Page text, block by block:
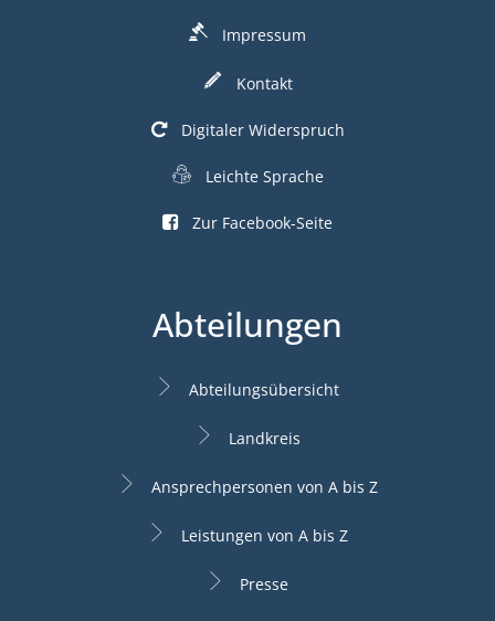
Impressum
Kontakt
Digitaler Widerspruch
Leichte Sprache
Zur Facebook-Seite
Abteilungen
Abteilungsübersicht
Landkreis
Ansprechpersonen von A bis Z
Leistungen von A bis Z
Presse